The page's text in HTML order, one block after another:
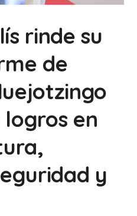
rinde su
de
en
y